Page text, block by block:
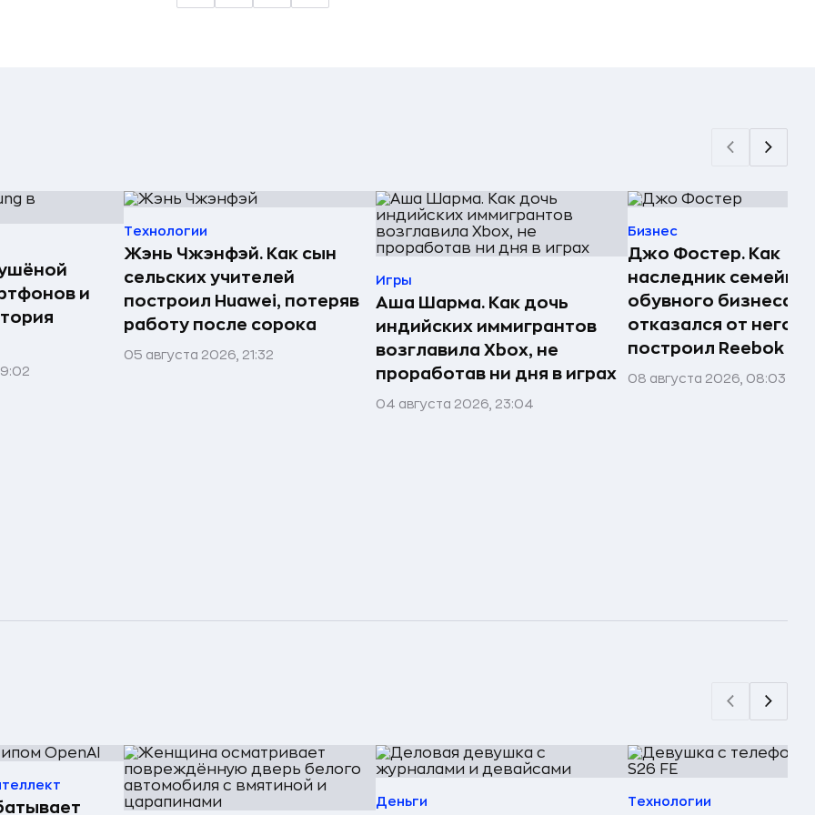
и
Технологии
Жэнь Чжэнфэй. Как сын
сельских учителей
построил Huawei, потеряв
работу после сорока
05 августа 2026, 21:32
Игры
Аша Шарма. Как дочь
индийских иммигрантов
возглавила Xbox, не
проработав ни дня в играх
04 августа 2026, 23:04
Бизнес
Джо Фостер. Как
наследник
обувного бизнеса
отказался от него и
построил Reebok
08 августа 2026, 08:03
Деньги Технологии